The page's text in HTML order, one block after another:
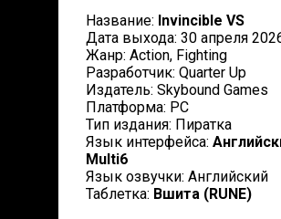
Название: Invincible VS
Дата выхода: 30 апреля
Жанр: Action, Fighting
Разработчик: Quarter Up
Издатель: Skybound Games
Платформа: PC
Тип издания: Пиратка
Язык интерфейса:
Multi6
Язык озвучки: Английский
Таблетка: Вшита (RUNE)